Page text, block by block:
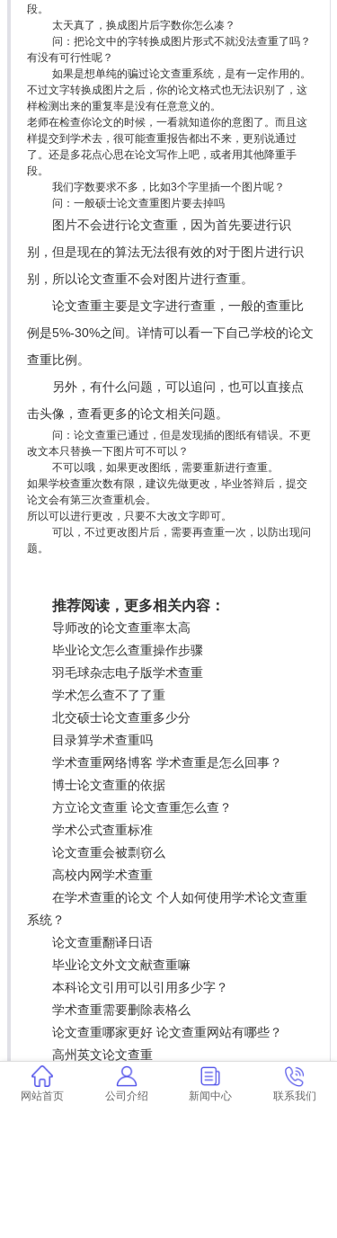
段。
太天真了，换成图片后字数你怎么凑？
问：把论文中的字转换成图片形式不就没法查重了吗？
有没有可行性呢？
如果是想单纯的骗过论文查重系统，是有一定作用的。
不过文字转换成图片之后，你的论文格式也无法识别了，这
样检测出来的重复率是没有任意意义的。
老师在检查你论文的时候，一看就知道你的意图了。而且这
样提交到学术去，很可能查重报告都出不来，更别说通过
了。还是多花点心思在论文写作上吧，或者用其他降重手
段。
我们字数要求不多，比如3个字里插一个图片呢？
问：一般硕士论文查重图片要去掉吗
图片不会进行论文查重，因为首先要进行识
别，但是现在的算法无法很有效的对于图片进行识
别，所以论文查重不会对图片进行查重。
论文查重主要是文字进行查重，一般的查重比
例是5%-30%之间。详情可以看一下自己学校的论文
查重比例。
另外，有什么问题，可以追问，也可以直接点
击头像，查看更多的论文相关问题。
问：论文查重已通过，但是发现插的图纸有错误。不更
改文本只替换一下图片可不可以？
不可以哦，如果更改图纸，需要重新进行查重。
如果学校查重次数有限，建议先做更改，毕业答辩后，提交
论文会有第三次查重机会。
所以可以进行更改，只要不大改文字即可。
可以，不过更改图片后，需要再查重一次，以防出现问
题。
推荐阅读，更多相关内容：
导师改的论文查重率太高
毕业论文怎么查重操作步骤
羽毛球杂志电子版学术查重
学术怎么查不了了重
北交硕士论文查重多少分
目录算学术查重吗
学术查重网络博客 学术查重是怎么回事？
博士论文查重的依据
方立论文查重 论文查重怎么查？
学术公式查重标准
论文查重会被剽窃么
高校内网学术查重
在学术查重的论文 个人如何使用学术论文查重
系统？
论文查重翻译日语
毕业论文外文文献查重嘛
本科论文引用可以引用多少字？
学术查重需要删除表格么
论文查重哪家更好 论文查重网站有哪些？
高州英文论文查重
学术论文查重都查哪些部分
论文外审前需要查重吗 外审专家怎么看论文？
网站首页 公司介绍 新闻中心 联系我们